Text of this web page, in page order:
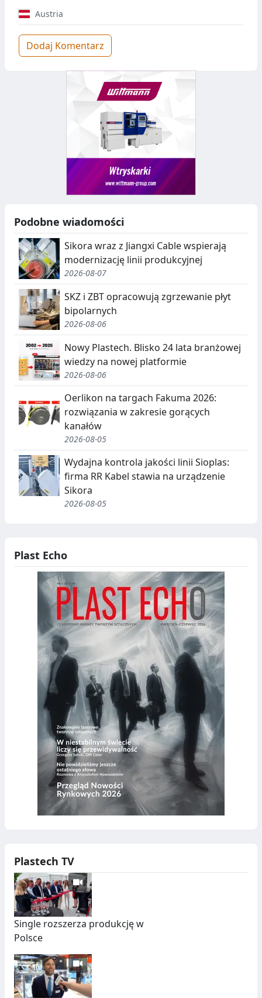
Austria
Dodaj Komentarz
Podobne wiadomości
Sikora wraz z Jiangxi Cable wspierają
modernizację linii produkcyjnej
2026-08-07
SKZ i ZBT opracowują zgrzewanie płyt
bipolarnych
2026-08-06
Nowy Plastech. Blisko 24 lata branżowej
wiedzy na nowej platformie
2026-08-06
Oerlikon na targach Fakuma 2026:
rozwiązania w zakresie gorących
kanałów
2026-08-05
Wydajna kontrola jakości linii Sioplas:
firma RR Kabel stawia na urządzenie
Sikora
2026-08-05
Plast Echo
Plastech TV
Single rozszerza produkcję w
Polsce